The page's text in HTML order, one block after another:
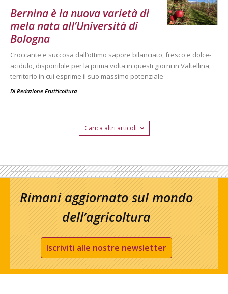
Bernina è la nuova varietà di
mela nata all’Università di
Bologna
Croccante e succosa dall’ottimo sapore bilanciato, fresco e dolce-
acidulo, disponibile per la prima volta in questi giorni in Valtellina,
territorio in cui esprime il suo massimo potenziale
Di Redazione Frutticoltura
Carica altri articoli
Rimani aggiornato sul mondo
dell’agricoltura
Iscriviti alle nostre newsletter